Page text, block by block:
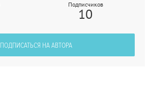
Подписчиков
10
ПОДПИСАТЬСЯ НА АВТОРА